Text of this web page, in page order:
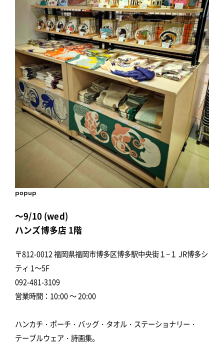
popup
～9/10 (wed)
ハンズ博多店 1階
〒812-0012 福岡県福岡市博多区博多駅中央街１−１ JR博多シ
ティ 1～5F
092-481-3109
営業時間：10:00 ～ 20:00
ハンカチ・ポーチ・バッグ・タオル・ステーショナリー・
テーブルウェア・詩画集。